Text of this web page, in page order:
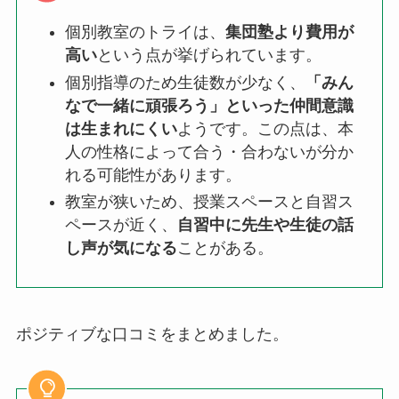
個別教室のトライは、 集団塾より費用が
高いという点が挙げられています。
個別指導のため生徒数が少なく、
「みん
なで一緒に頑張ろう」といった仲間意識
は生まれにくいようです。この点は、本
人の性格によって合う・合わないが分か
れる可能性があります。
教室が狭いため、授業スペースと自習ス
ペースが近く、
自習中に先生や生徒の話
し声が気になることがある。
ポジティブな口コミをまとめました。